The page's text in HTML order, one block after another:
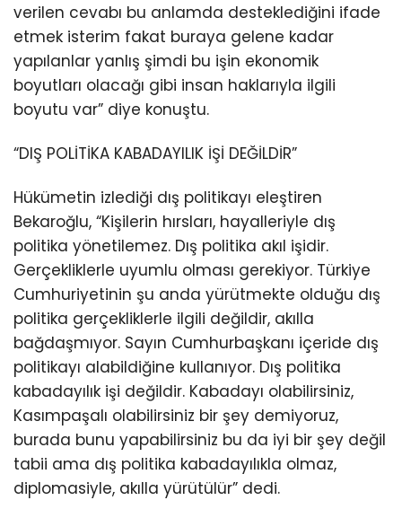
verilen cevabı bu anlamda desteklediğini ifade
etmek isterim fakat buraya gelene kadar
yapılanlar yanlış şimdi bu işin ekonomik
boyutları olacağı gibi insan haklarıyla ilgili
boyutu var” diye konuştu.
“DIŞ POLİTİKA KABADAYILIK İŞİ DEĞİLDİR”
Hükümetin izlediği dış politikayı eleştiren
Bekaroğlu, “Kişilerin hırsları, hayalleriyle dış
politika yönetilemez. Dış politika akıl işidir.
Gerçekliklerle uyumlu olması gerekiyor. Türkiye
Cumhuriyetinin şu anda yürütmekte olduğu dış
politika gerçekliklerle ilgili değildir, akılla
bağdaşmıyor. Sayın Cumhurbaşkanı içeride dış
politikayı alabildiğine kullanıyor. Dış politika
kabadayılık işi değildir. Kabadayı olabilirsiniz,
Kasımpaşalı olabilirsiniz bir şey demiyoruz,
burada bunu yapabilirsiniz bu da iyi bir şey değil
tabii ama dış politika kabadayılıkla olmaz,
diplomasiyle, akılla yürütülür” dedi.